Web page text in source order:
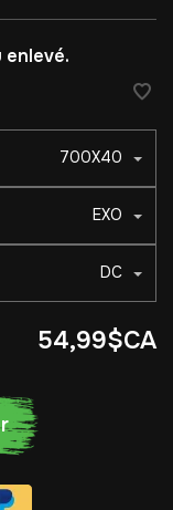
enlevé.
700X40
EXO
DC
54,99$CA